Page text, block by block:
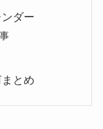
ダー
とめ